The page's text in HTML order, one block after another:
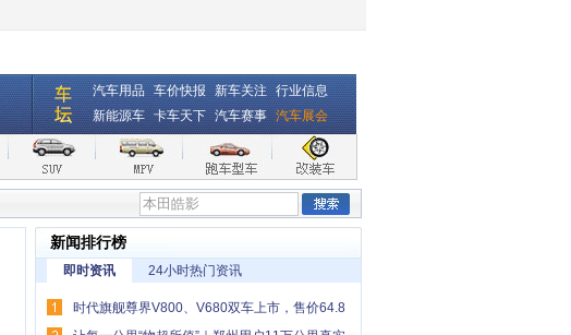
汽车用品 车价快报 新车关注 行业信息
新能源车 卡车天下 汽车赛事 汽车展会
新闻排行榜
即时资讯 24小时热门资讯
时代旗舰尊界V800、V680双车上市，售价64.8